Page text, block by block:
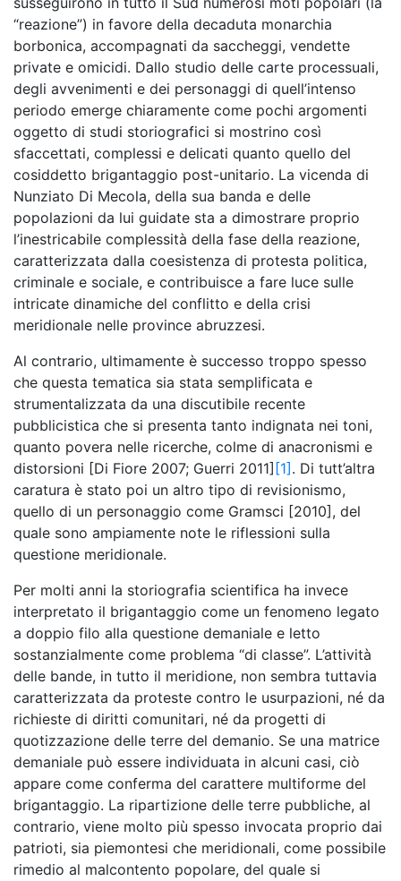
“reazione”) in favore della decaduta monarchia
borbonica, accompagnati da saccheggi, vendette
private e omicidi. Dallo studio delle carte processuali,
degli avvenimenti e dei personaggi di quell’intenso
periodo emerge chiaramente come pochi argomenti
oggetto di studi storiografici si mostrino così
sfaccettati, complessi e delicati quanto quello del
cosiddetto brigantaggio post-unitario. La vicenda di
Nunziato Di Mecola, della sua banda e delle
popolazioni da lui guidate sta a dimostrare proprio
l’inestricabile complessità della fase della reazione,
caratterizzata dalla coesistenza di protesta politica,
criminale e sociale, e contribuisce a fare luce sulle
intricate dinamiche del conflitto e della crisi
meridionale nelle province abruzzesi.
Al contrario, ultimamente è successo troppo spesso
che questa tematica sia stata semplificata e
strumentalizzata da una discutibile recente
pubblicistica che si presenta tanto indignata nei toni,
quanto povera nelle ricerche, colme di anacronismi e
distorsioni [Di Fiore 2007; Guerri 2011] [1] . Di tutt’altra
caratura è stato poi un altro tipo di revisionismo,
quello di un personaggio come Gramsci [2010], del
quale sono ampiamente note le riflessioni sulla
questione meridionale.
Per molti anni la storiografia scientifica ha invece
interpretato il brigantaggio come un fenomeno legato
a doppio filo alla questione demaniale e letto
sostanzialmente come problema “di classe”. L’attività
delle bande, in tutto il meridione, non sembra tuttavia
caratterizzata da proteste contro le usurpazioni, né da
richieste di diritti comunitari, né da progetti di
quotizzazione delle terre del demanio. Se una matrice
demaniale può essere individuata in alcuni casi, ciò
appare come conferma del carattere multiforme del
brigantaggio. La ripartizione delle terre pubbliche, al
contrario, viene molto più spesso invocata proprio dai
patrioti, sia piemontesi che meridionali, come possibile
rimedio al malcontento popolare, del quale si